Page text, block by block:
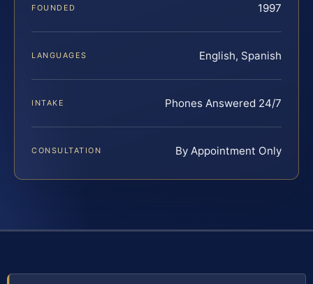
FOUNDED 1997
LANGUAGES English, Spanish
INTAKE Phones Answered 24/7
CONSULTATION By Appointment Only